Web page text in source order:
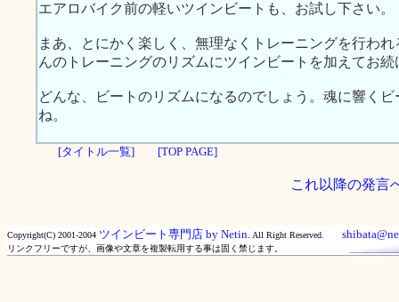
エアロバイク前の軽いツインビートも、お試し下さい。
まあ、とにかく楽しく、無理なくトレーニングを行わ
んのトレーニングのリズムにツインビートを加えてお続
どんな、ビートのリズムになるのでしょう。魂に響く
ね。
[タイトル一覧] [TOP PAGE]
これ以降の発言
Copyright(C) 2001-2004 ツインビート専門店 by Netin. All Right Reserved.
リンクフリーですが、画像や文章を複製転用する事は固く禁じます。